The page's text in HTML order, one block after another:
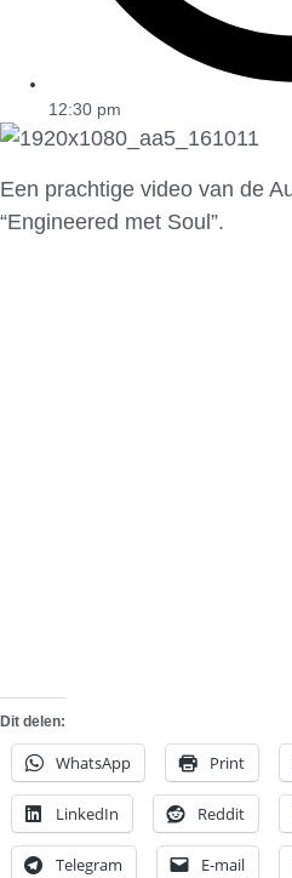
12:30 pm
Een prachtige video van de
“Engineered met Soul”.
Dit delen:
WhatsApp Print
LinkedIn Reddit
Telegram E-mail